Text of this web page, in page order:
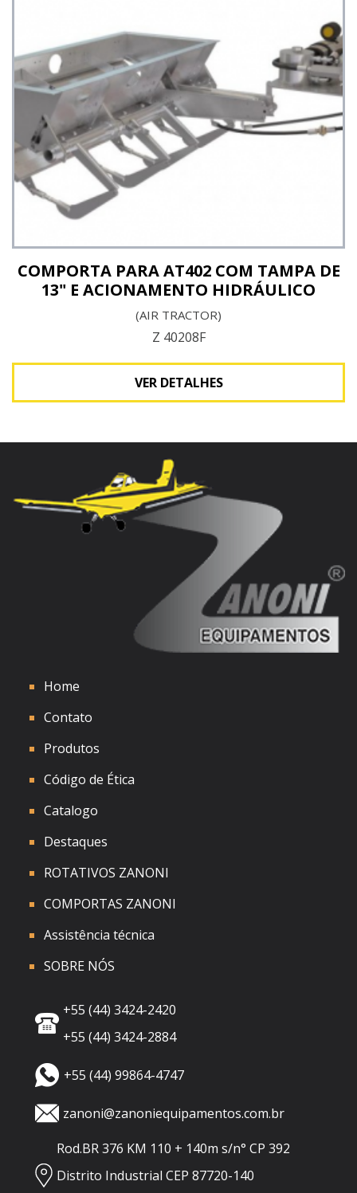
Ver detalhes
Ver detalhes
COMPORTA PARA AT402 COM TAMPA DE
13" E ACIONAMENTO HIDRÁULICO
(AIR TRACTOR)
Z 40208F
VER DETALHES
Home
Contato
Produtos
Código de Ética
Catalogo
Destaques
ROTATIVOS ZANONI
COMPORTAS ZANONI
Assistência técnica
SOBRE NÓS
+55 (44) 3424-2420
+55 (44) 3424-2884
+55 (44) 99864-4747
zanoni@zanoniequipamentos.com.br
Rod.BR 376 KM 110 + 140m s/n° CP 392
Distrito Industrial CEP 87720-140